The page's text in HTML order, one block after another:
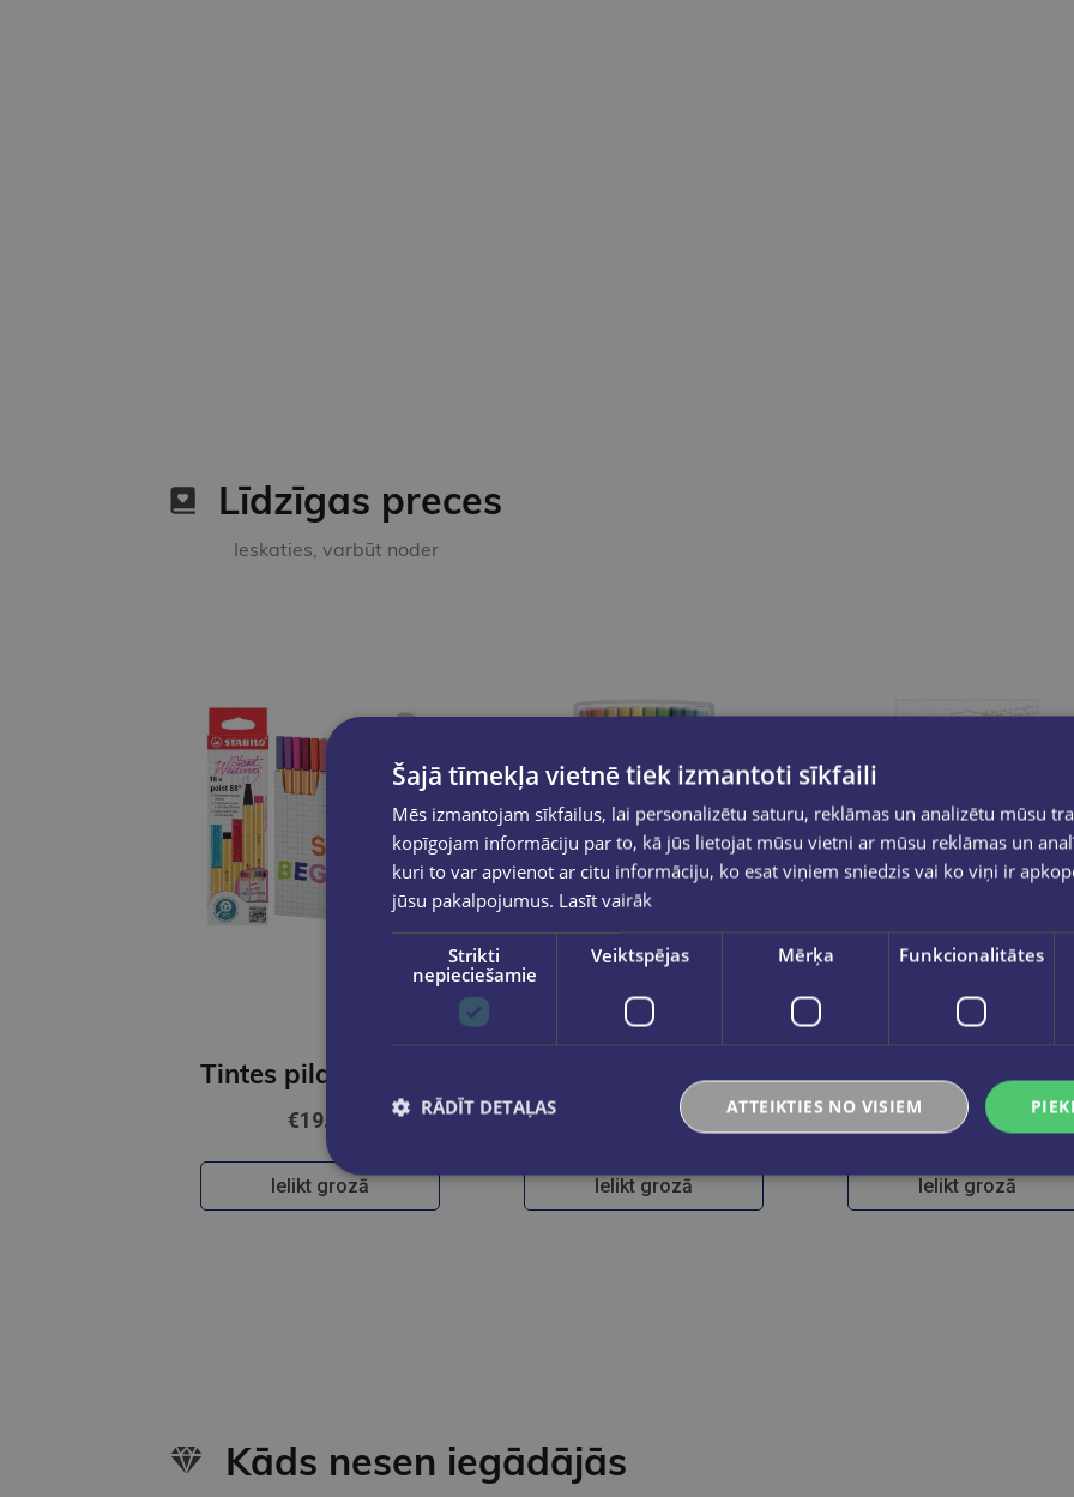
Līdzīgas preces
Ieskaties, varbūt noder
€19.95
Ielikt grozā
Tintes pildspalvu komplekts STABILO Point 88 Color Parade|20 krāsas
Ielikt grozā
STABILO point 88 15gb kartona paciņā
€14.95
Ielikt grozā
Kāds nesen iegādājās
Šajā tīmekļa vietnē tiek izmantoti sīkfaili
Mēs izmantojam sīkfailus, lai personalizētu saturu, reklāmas un analizētu mūsu
kopīgojam informāciju par to, kā jūs lietojat mūsu vietni ar mūsu reklāmas un
kuri to var apvienot ar citu informāciju, ko esat viņiem sniedzis vai ko viņi ir
jūsu pakalpojumus. Lasīt vairāk
Strikti
nepieciešamie
Veiktspējas Mērķa Funkcionalitātes
ATTEIKTIES NO VISIEM
RĀDĪT DETAĻAS